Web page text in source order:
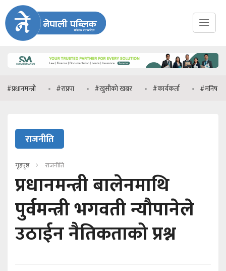
#राप्रपा #खुसीको खबर #कार्यकर्ता #मनिष झा
राजनीति
गृहपृष्ठ राजनीति
प्रधानमन्त्री बालेनमाथि
पुर्वमन्त्री भगवती न्यौपानेले
उठाईन नैतिकताको प्रश्न